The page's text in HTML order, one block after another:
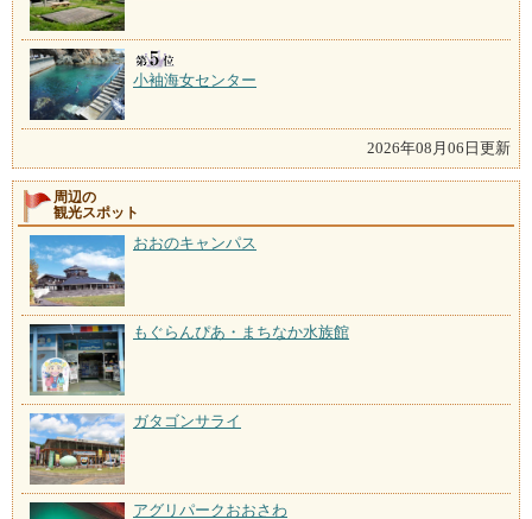
小袖海女センター
2026年08月06日更新
周辺の
観光スポット
おおのキャンパス
もぐらんぴあ・まちなか水族館
ガタゴンサライ
アグリパークおおさわ